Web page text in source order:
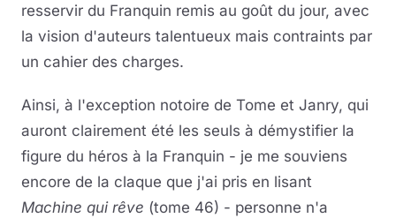
resservir du Franquin remis au goût du jour, avec
la vision d'auteurs talentueux mais contraints par
un cahier des charges.
Ainsi, à l'exception notoire de Tome et Janry, qui
auront clairement été les seuls à démystifier la
figure du héros à la Franquin - je me souviens
encore de la claque que j'ai pris en lisant
Machine qui rêve (tome 46) - personne n'a